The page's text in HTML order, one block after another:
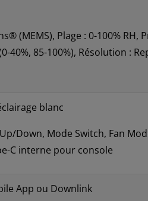
(MEMS), Plage : 0-100% RH,
40%, 85-100%), Résolution :
blanc
Down, Mode Switch, Fan
C interne pour console
App ou Downlink